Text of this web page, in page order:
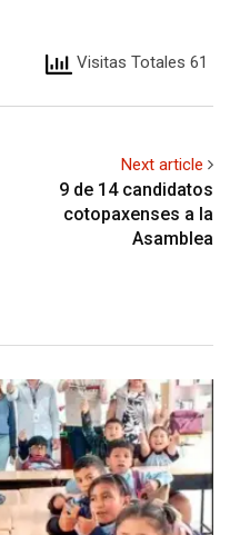
Visitas Totales 61
Next article
9 de 14 candidatos
cotopaxenses a la
Asamblea